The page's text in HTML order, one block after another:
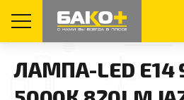
ЛАМПА-LED E14